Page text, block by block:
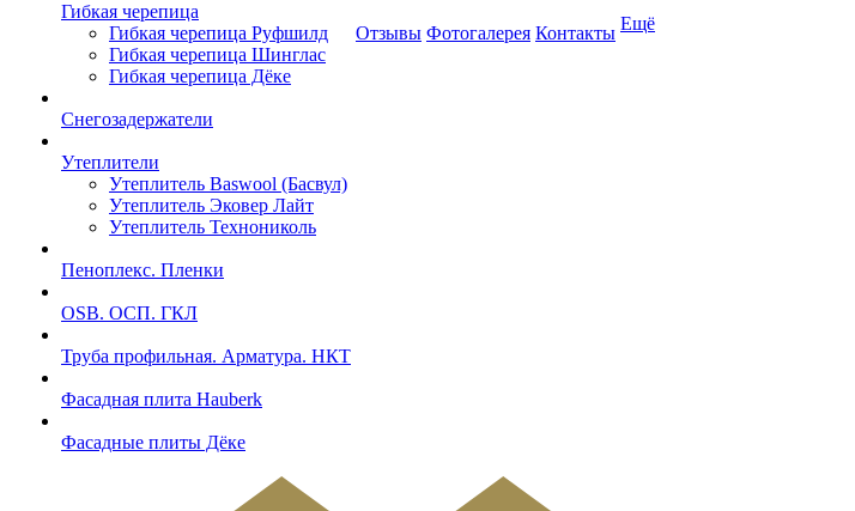
Гибкая черепица
Гибкая черепица Руфшилд
Гибкая черепица Шинглас
Гибкая черепица Дёке
Снегозадержатели
Утеплители
Утеплитель Baswool (Басвул)
Утеплитель Эковер Лайт
Утеплитель Технониколь
Пеноплекс. Пленки
OSB. ОСП. ГКЛ
Труба профильная. Арматура. НКТ
Фасадная плита Hauberk
Фасадные плиты Дёке
Отзывы Фотогалерея Контакты Ещё